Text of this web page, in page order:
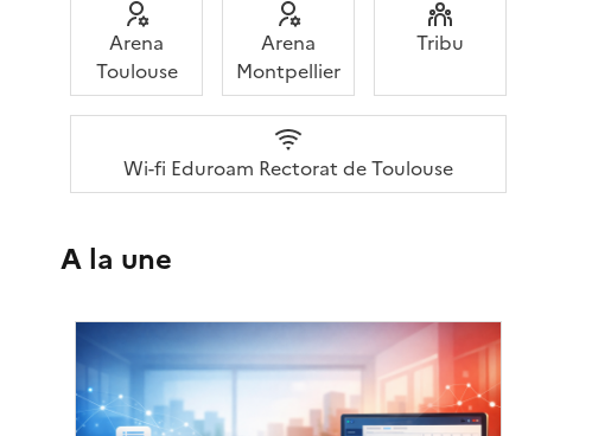
Arena
Toulouse
Arena
Montpellier
Tribu
Wi-fi Eduroam Rectorat de Toulouse
A la une
Image